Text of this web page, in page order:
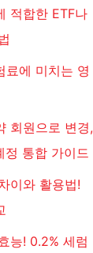
적합한 ETF나
료에 미치는 영
회원으로 변경,
정 통합 가이드
이와 활용법!
능! 0.2% 세럼